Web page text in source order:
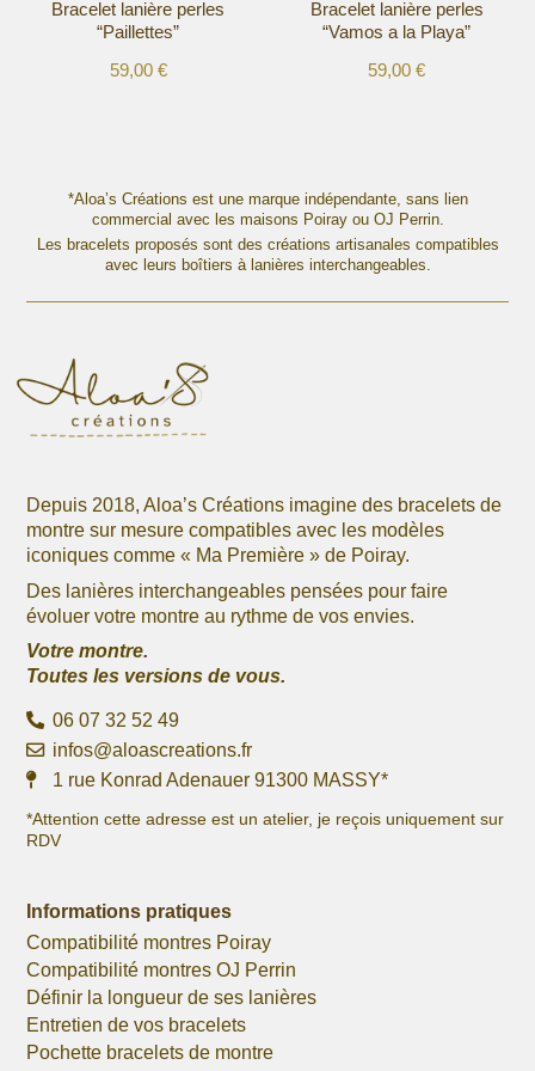
page
page
Bracelet lanière perles
“Paillettes”
59,00 €
variations.
options
page
Bracelet lanière perles
“Vamos a la Playa”
59,00€
variations.
Les
options
peuvent
*Aloa’s Créations est une marque indépendante, sans lien
commercial avec les maisons Poiray ou OJ Perrin.
Les bracelets proposés sont des créations artisanales compatibles
avec leurs boîtiers à lanières interchangeables.
Depuis 2018, Aloa’s Créations imagine des bracelets de
montre sur mesure compatibles avec les modèles
iconiques comme « Ma Première » de Poiray.
Des lanières interchangeables pensées pour faire
évoluer votre montre au rythme de vos envies.
Votre montre.
Toutes les versions de vous.
06 07 32 52 49
infos@aloascreations.fr
1 rue Konrad Adenauer 91300 MASSY*
*Attention cette adresse est un atelier, je reçois uniquement sur
RDV
Informations pratiques
Compatibilité montres Poiray
Compatibilité montres OJ Perrin
Définir la longueur de ses lanières
Entretien de vos bracelets
Pochette bracelets de montre